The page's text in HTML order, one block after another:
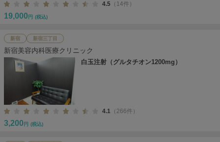
4.5 （14件）
19,000 円 (税込)
新宿 新宿三丁目
新宿美容内科医療クリニック
白玉注射（グルタチオン1200mg）
4.1 （266件）
3,200 円 (税込)